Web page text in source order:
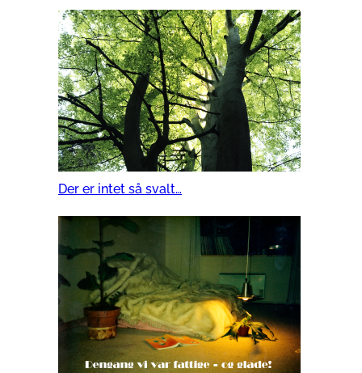
Der er intet så svalt…